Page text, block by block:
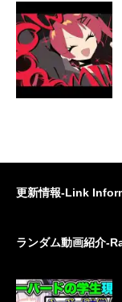
更新情報-Link
ランダム動画紹介-